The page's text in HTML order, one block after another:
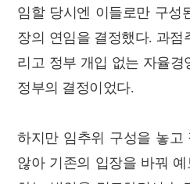
임할 당시엔 이들로만 구성
장의 연임을 결정했다. 과
리고 정부 개입 없는 자율
정부의 결정이었다.
하지만 임추위 구성을 놓고
않아 기존의 입장을 바꿔